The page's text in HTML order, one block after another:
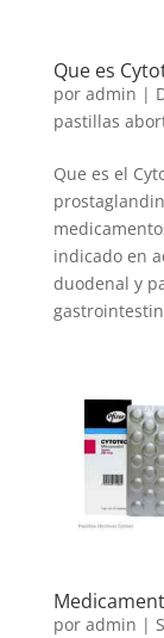
Que es
por admin |
pastillas
Que es el
indicado en
duodenal y
por admin |